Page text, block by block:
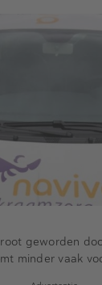
geworden
minder vaak